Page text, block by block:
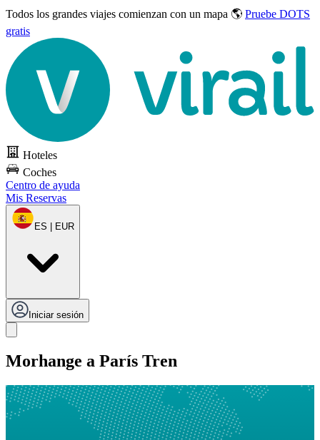
Todos los grandes viajes comienzan con un mapa 🌎 Pruebe DOTS
gratis
Hoteles
Coches
Centro de ayuda
Mis Reservas
ES | EUR
Iniciar sesión
Morhange a París Tren